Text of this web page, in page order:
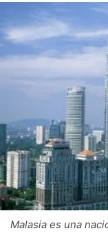
Malasia es una